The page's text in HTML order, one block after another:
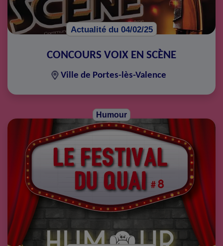
Actualité du 04/02/25
CONCOURS VOIX EN SCÈNE
Ville de Portes-lès-Valence
Humour